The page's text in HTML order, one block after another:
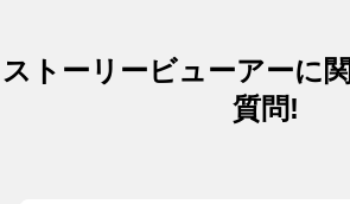
ストーリービューアーに
質問!